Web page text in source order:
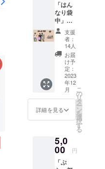
・丸
ごとト
マト:酢
漬
け 1
個 ※内
容は変
更する
場合が
ござい
ます。
原材料
及び添
加物等
の商品
のラベ
ルに表
記され
ゼミ生
で直筆
でメッ
セージ
カード
を作成
いたし
まし
た。17
名の生
徒が手
書きで
メッ
セージ
ますの
で、唯
一無二
の物と
「はん
なり袋
中」
上乗せ
大歓
迎！ 私
たちの
考えた
ぷらっ
と君が
印刷さ
れた巾
着袋と
一緒に
発送い
たしま
画像は
イメー
ジで
す。 -内
支援
者：
14人
お届
け予
定：
2023
年12
月
詳細を見る
こ
の
リ
タ
ー
ン
を
選
択
す
る
5,0
00 円
「ぷ